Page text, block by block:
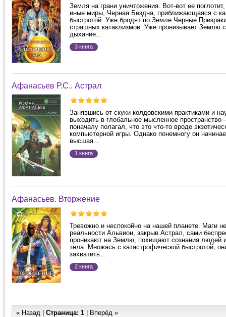
Земля на грани уничтожения. Вот-вот ее поглотит,
иные миры, Черная Бездна, приближающаяся с
быстротой. Уже бродят по Земле Черные
страшных катаклизмов. Уже пронизывает Землю
дыхание...
3 книга
Афанасьев Р.С.. Астрал
Занявшись от скуки колдовскими практиками и
выходить в глобальное мысленное
поначалу полагал, что это что-то вроде
компьютерной игры. Однако понемногу он
высшая...
1 книга
Афанасьев. Вторжение
Тревожно и неспокойно на нашей планете. Маги
реальности Альвион, закрыв Астрал, сами
проникают на Землю, похищают сознания людей
тела. Множась с катастрофической быстротой,
захватить...
2 книга
« Назад | Страница: 1 | Вперёд »